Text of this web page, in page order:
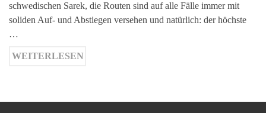
schwedischen Sarek, die Routen sind auf alle Fälle immer mit
soliden Auf- und Abstiegen versehen und natürlich: der höchste
…
WEITERLESEN